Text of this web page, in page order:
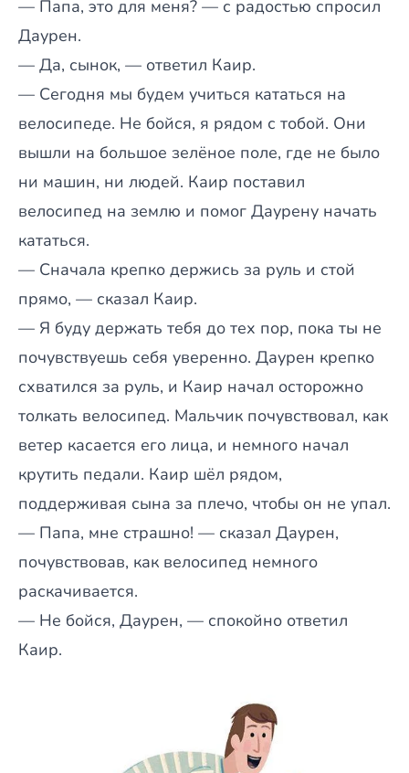
— Папа, это для меня? — с радостью спросил
Даурен.
— Да, сынок, — ответил Каир.
— Сегодня мы будем учиться кататься на
велосипеде. Не бойся, я рядом с тобой. Они
вышли на большое зелёное поле, где не было
ни машин, ни людей. Каир поставил
велосипед на землю и помог Даурену начать
кататься.
— Сначала крепко держись за руль и стой
прямо, — сказал Каир.
— Я буду держать тебя до тех пор, пока ты не
почувствуешь себя уверенно. Даурен крепко
схватился за руль, и Каир начал осторожно
толкать велосипед. Мальчик почувствовал, как
ветер касается его лица, и немного начал
крутить педали. Каир шёл рядом,
поддерживая сына за плечо, чтобы он не упал.
— Папа, мне страшно! — сказал Даурен,
почувствовав, как велосипед немного
раскачивается.
— Не бойся, Даурен, — спокойно ответил
Каир.